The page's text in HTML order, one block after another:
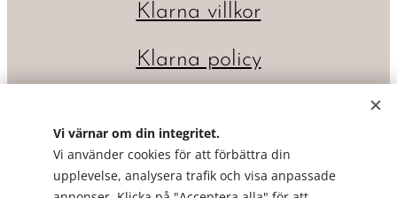
Klarna villkor
Klarna policy
Vi värnar om din integritet.
Vi använder cookies för att förbättra din
upplevelse, analysera trafik och visa anpassade